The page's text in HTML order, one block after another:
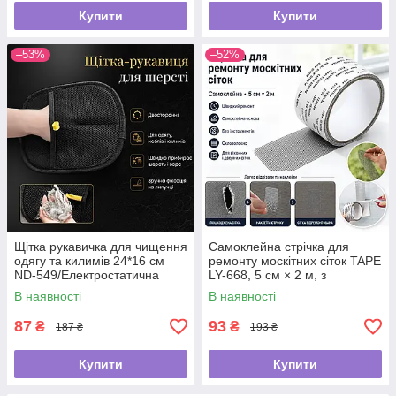
Купити Купити
–53%
Щітка рукавичка для чищення
одягу та килимів 24*16 см
ND-549/Електростатична
рукавичка від шерсті
В наявності
87 ₴ 187 ₴
Купити
–52%
Самоклейна стрічка для
ремонту москітних сіток TAPE
LY-668, 5 см × 2 м, з
фібергласу
В наявності
93 ₴ 193 ₴
Купити